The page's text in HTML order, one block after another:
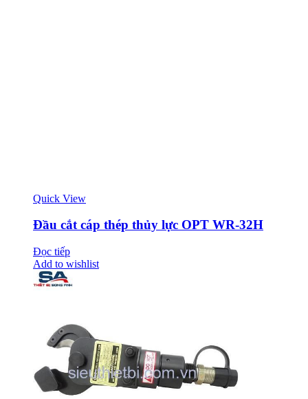
Quick View
Đầu cắt cáp thép thủy lực OPT WR-32H
Đọc tiếp
Add to wishlist